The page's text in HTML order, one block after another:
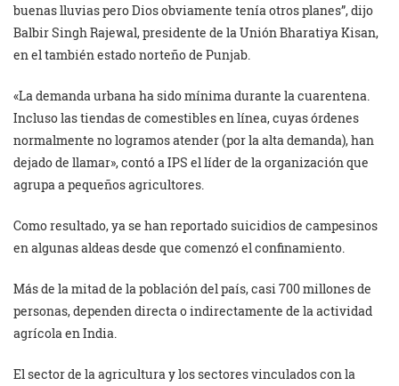
buenas lluvias pero Dios obviamente tenía otros planes”, dijo
Balbir Singh Rajewal, presidente de la Unión Bharatiya Kisan,
en el también estado norteño de Punjab.
«La demanda urbana ha sido mínima durante la cuarentena.
Incluso las tiendas de comestibles en línea, cuyas órdenes
normalmente no logramos atender (por la alta demanda), han
dejado de llamar», contó a IPS el líder de la organización que
agrupa a pequeños agricultores.
Como resultado, ya se han reportado suicidios de campesinos
en algunas aldeas desde que comenzó el confinamiento.
Más de la mitad de la población del país, casi 700 millones de
personas, dependen directa o indirectamente de la actividad
agrícola en India.
El sector de la agricultura y los sectores vinculados con la